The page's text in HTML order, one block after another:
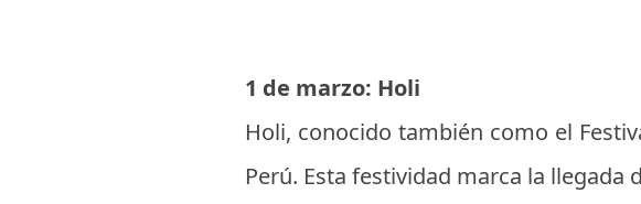
1 de marzo: Holi
Holi, conocido también como el
Perú. Esta festividad marca la